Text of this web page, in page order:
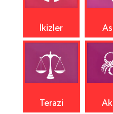
İkizler
Terazi